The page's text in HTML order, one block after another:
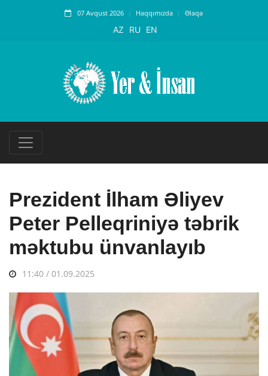
07 Avqust 2026 Haqqımızda Əlaqə
AZ RU EN
Prezident İlham Əliyev
Peter Pelleqriniyə təbrik
məktubu ünvanlayıb
11:40 / 01.09.2025